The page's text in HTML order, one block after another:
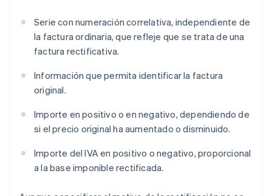
Serie con numeración correlativa, independiente de
la factura ordinaria, que refleje que se trata de una
factura rectificativa.
Información que permita identificar la factura
original.
Importe en positivo o en negativo, dependiendo de
si el precio original ha aumentado o disminuido.
Importe del IVA en positivo o negativo, proporcional
a la base imponible rectificada.